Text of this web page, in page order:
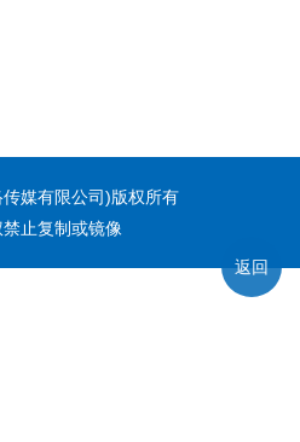
媒有限公司)版权所有
止复制或镜像
返回